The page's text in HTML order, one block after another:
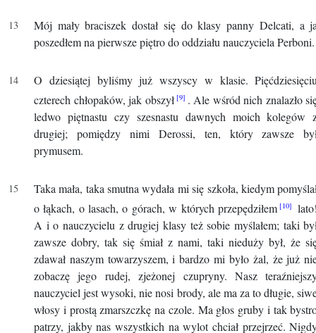
Mój mały braciszek dostał się do klasy panny Delcati, a
poszedłem na pierwsze piętro do oddziału nauczyciela Perboni.
O dziesiątej byliśmy już wszyscy w klasie.
czterech chłopaków, jak obszył
. Ale wśród nich znalazło
ledwo piętnastu czy szesnastu dawnych moich kolegów
drugiej; pomiędzy nimi Derossi, ten, który zawsze
prymusem.
Taka mała, taka smutna wydała mi się szkoła, kiedym
o łąkach, o lasach, o górach, w których przepędziłem
A i o nauczycielu z drugiej klasy też sobie myślałem; taki
zawsze dobry, tak się śmiał z nami, taki nieduży był, że
zdawał naszym towarzyszem, i bardzo mi było żal, że już
zobaczę jego rudej, zjeżonej czupryny. Nasz
nauczyciel jest wysoki, nie nosi brody, ale ma za to długie,
włosy i prostą zmarszczkę na czole. Ma głos gruby i tak
patrzy, jakby nas wszystkich na wylot chciał przejrzeć.